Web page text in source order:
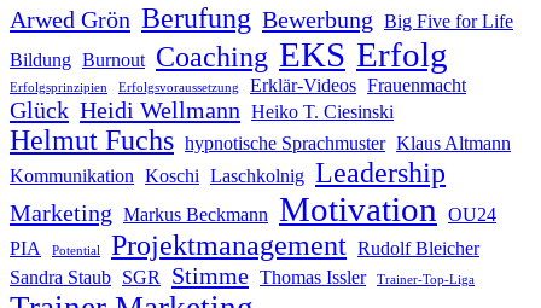
Arwed Grön Berufung Bewerbung Big Five for Life
Bildung Burnout Coaching EKS Erfolg
Erfolgsprinzipien Erfolgsvoraussetzung Erklär-Videos Frauenmacht
Glück Heidi Wellmann Heiko T. Ciesinski
Helmut Fuchs hypnotische Sprachmuster Klaus Altmann
Kommunikation Koschi Laschkolnig Leadership
Marketing Markus Beckmann Motivation
OU24
PIA
Potential Projektmanagement Rudolf Bleicher
Sandra Staub SGR Stimme Thomas Issler Trainer-Top-Liga